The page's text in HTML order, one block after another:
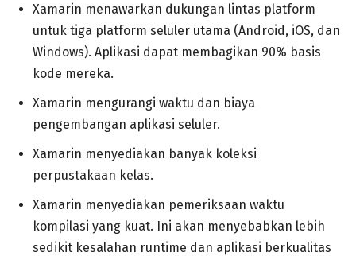
Xamarin menawarkan dukungan lintas platform
untuk tiga platform seluler utama (Android, iOS, dan
Windows). Aplikasi dapat membagikan 90% basis
kode mereka.
Xamarin mengurangi waktu dan biaya
pengembangan aplikasi seluler.
Xamarin menyediakan banyak koleksi
perpustakaan kelas.
Xamarin menyediakan pemeriksaan waktu
kompilasi yang kuat. Ini akan menyebabkan lebih
sedikit kesalahan runtime dan aplikasi berkualitas